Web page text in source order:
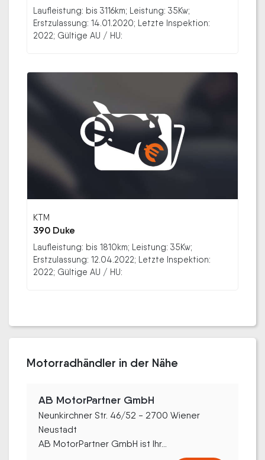
Laufleistung: bis 3116km; Leistung: 35Kw;
Erstzulassung: 14.01.2020; Letzte Inspektion:
2022; Gültige AU / HU:
KTM
390 Duke
Laufleistung: bis 1810km; Leistung: 35Kw;
Erstzulassung: 12.04.2022; Letzte Inspektion:
2022; Gültige AU / HU:
Motorradhändler in der Nähe
AB MotorPartner GmbH
Neunkirchner Str. 46/52 - 2700 Wiener
Neustadt
AB MotorPartner GmbH ist Ihr...